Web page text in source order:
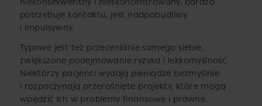
potrzebuje kontaktu, jest nadpobudliwy
i impulsywny.
Typowe jest też przecenianie samego siebie,
zwiększone podejmowanie ryzyka i lekkomyślność.
Niektórzy pacjenci wydają pieniądze bezmyślnie
i rozpoczynają przerośnięte projekty, które mogą
wpędzić ich w problemy finansowe i prawne.